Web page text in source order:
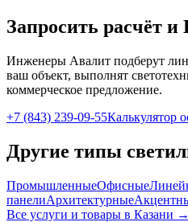
Запросить расчёт
Инженеры Авалит подберут
ваш объект, выполнят
коммерческое предложение.
+7 (843) 239-09-55Калькулятор
Другие типы
ПромышленныеОфисные
панелиАрхитектурные
Все услуги и товары в Казани →